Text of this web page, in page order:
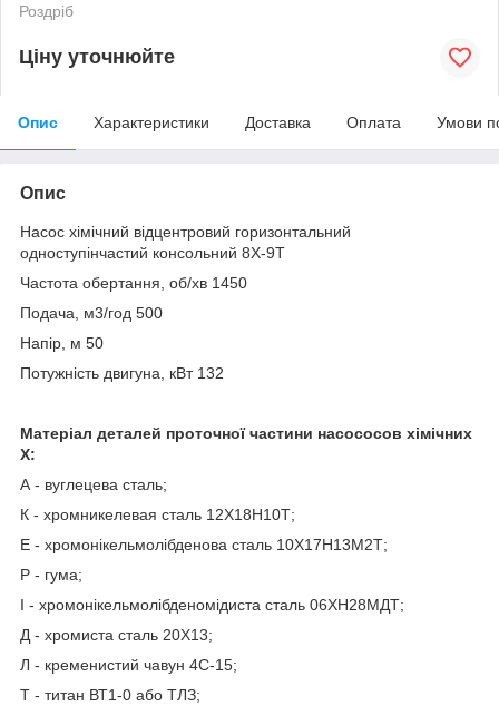
Роздріб
Ціну уточнюйте
Опис Характеристики Доставка Оплата Умови
Опис
Насос хімічний відцентровий горизонтальний
одноступінчастий консольний 8Х-9Т
Частота обертання, об/хв 1450
Подача, м3/год 500
Напір, м 50
Потужність двигуна, кВт 132
Матеріал деталей проточної частини насососов хімічних
Х:
А - вуглецева сталь;
К - хромникелевая сталь 12Х18Н10Т;
Е - хромонікельмолібденова сталь 10Х17Н13М2Т;
Р - гума;
І - хромонікельмолібденомідиста сталь 06ХН28МДТ;
Д - хромиста сталь 20X13;
Л - кременистий чавун 4С-15;
Т - титан ВТ1-0 або ТЛЗ;